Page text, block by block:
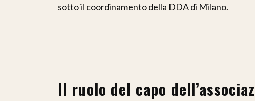
sotto il coordinamento della DDA di Milano.
Il ruolo del capo